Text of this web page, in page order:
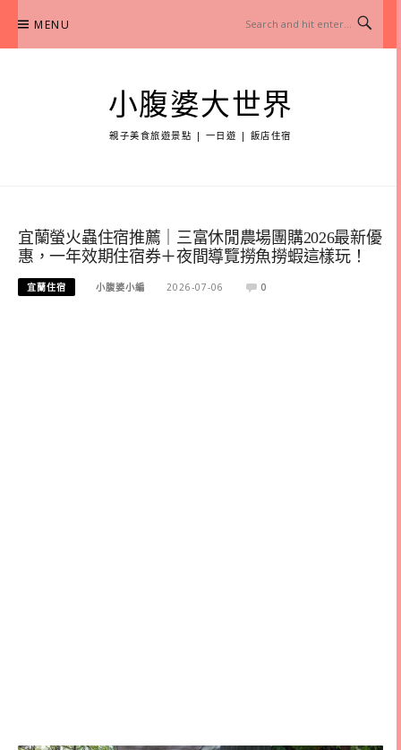
content
MENU
小腹婆大世界
親子美食旅遊景點 | 一日遊 | 飯店住宿
宜蘭螢火蟲住宿推薦｜三富休閒農場團購2026最新優
惠，一年效期住宿券＋夜間導覽撈魚撈蝦這樣玩！
宜蘭住宿 小腹婆小編 2026-07-06 0